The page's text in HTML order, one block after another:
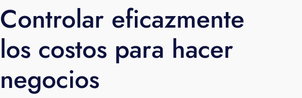
Controlar eficazmente
los costos para hacer
negocios